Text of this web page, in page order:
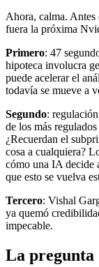
Ahora, calma. Antes
fuera la próxima
Primero: 47
hipoteca involucra
puede acelerar el
todavía se mueve a
Segundo:
de los más
¿Recuerdan el
cosa a cualquiera?
cómo una IA decide
que esto se vuelva
Tercero: Vishal
ya quemó
impecable.
La pregunta